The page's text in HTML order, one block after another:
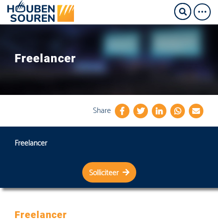
Freelancer
Share
Freelancer
Solliciteer
Freelancer